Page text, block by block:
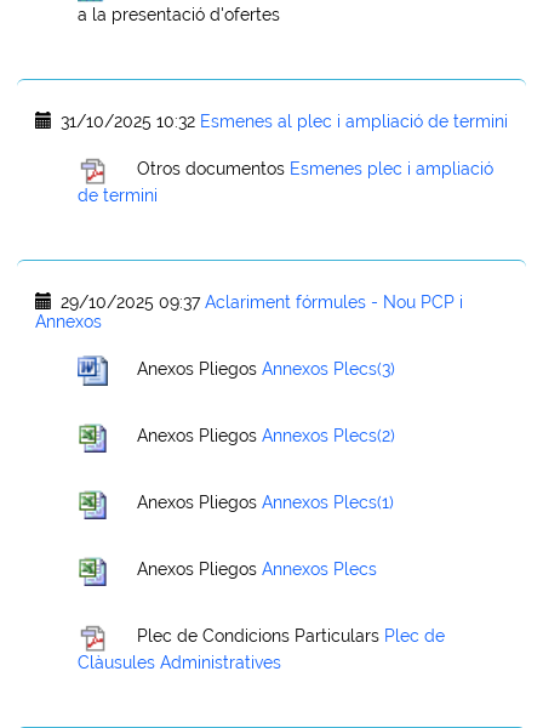
a la presentació d'ofertes
31/10/2025 10:32 Esmenes al plec i ampliació de termini
Otros documentos Esmenes plec i ampliació
de termini
29/10/2025 09:37Aclariment fórmules - Nou PCP i
Annexos
Anexos Pliegos Annexos Plecs(3)
Anexos Pliegos Annexos Plecs(2)
Anexos Pliegos Annexos Plecs(1)
Anexos Pliegos Annexos Plecs
Plec de Condicions Particulars Plec de
Clàusules Administratives